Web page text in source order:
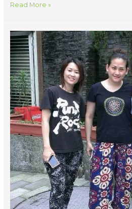
學
享
–
缽
的
效
果
真
的
太
有
趣
了，
就
像
妳
Read More »